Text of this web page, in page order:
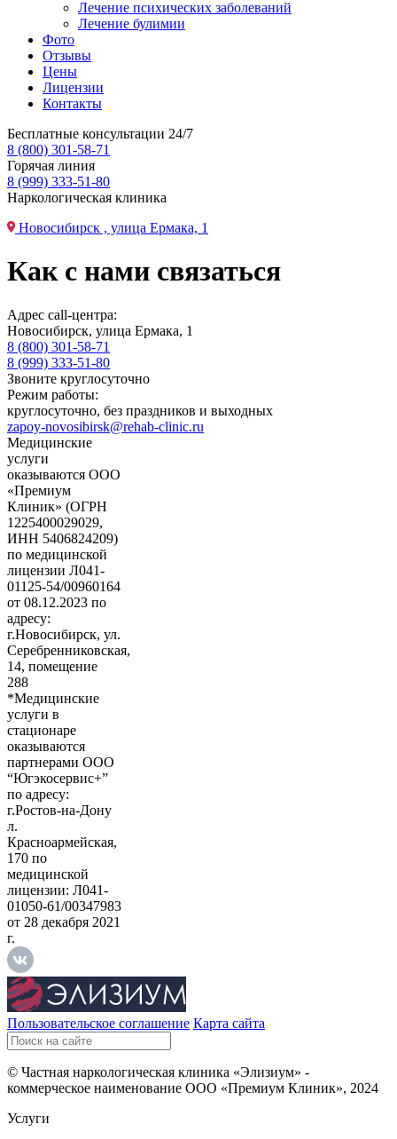
Лечение психических заболеваний
Лечение булимии
Фото
Отзывы
Цены
Лицензии
Контакты
Бесплатные консультации 24/7
8 (800) 301-58-71
Горячая линия
8 (999) 333-51-80
Наркологическая клиника
Новосибирск , улица Ермака, 1
Как с нами связаться
Адрес call-центра:
Новосибирск, улица Ермака, 1
8 (800) 301-58-71
8 (999) 333-51-80
Звоните круглосуточно
Режим работы:
круглосуточно, без праздников и выходных
zapoy-novosibirsk@rehab-clinic.ru
Медицинские
услуги
оказываются ООО
«Премиум
Клиник» (ОГРН
1225400029029,
ИНН 5406824209)
по медицинской
лицензии Л041-
01125-54/00960164
от 08.12.2023 по
адресу:
г.Новосибирск, ул.
Серебренниковская,
14, помещение
288
*Медицинские
услуги в
стационаре
оказываются
партнерами ООО
“Югэкосервис+”
по адресу:
г.Ростов-на-Дону
л.
Красноармейская,
170 по
медицинской
лицензии: Л041-
01050-61/00347983
от 28 декабря 2021
г.
Пользовательское соглашение Карта сайта
© Частная наркологическая клиника «Элизиум» -
коммерческое наименование ООО «Премиум Клиник», 2024
Услуги